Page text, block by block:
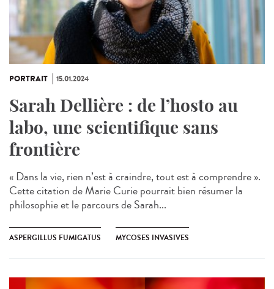
PORTRAIT 15.01.2024
Sarah Dellière : de l’hosto au
labo, une scientifique sans
frontière
« Dans la vie, rien n’est à craindre, tout est à comprendre ».
Cette citation de Marie Curie pourrait bien résumer la
philosophie et le parcours de Sarah...
ASPERGILLUS FUMIGATUS MYCOSES INVASIVES